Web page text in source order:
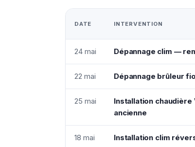
DATE INTERVENTION
24 mai Dépannage clim —
22 mai Dépannage brûleur
25 mai
Installation
ancienne
18 mai Installation clim